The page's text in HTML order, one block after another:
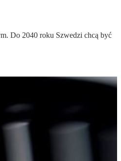
Do 2040 roku Szwedzi chcą być